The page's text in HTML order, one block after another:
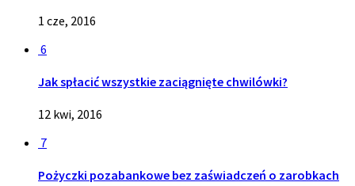
1 cze, 2016
6
Jak spłacić wszystkie zaciągnięte chwilówki?
12 kwi, 2016
7
Pożyczki pozabankowe bez zaświadczeń o zarobkach